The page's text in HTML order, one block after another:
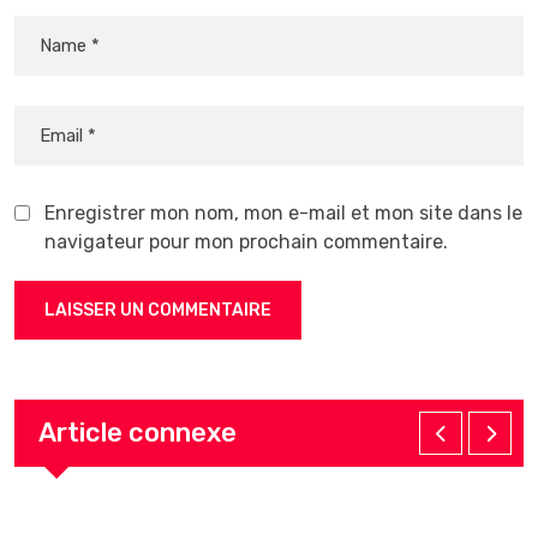
Enregistrer mon nom, mon e-mail et mon site dans le
navigateur pour mon prochain commentaire.
Article connexe